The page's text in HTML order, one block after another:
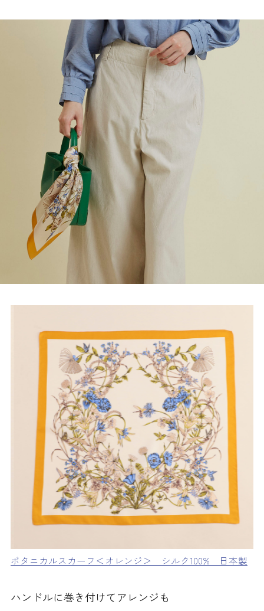
ボタニカルスカーフ＜オレンジ＞ シルク100% 日本製
ハンドルに巻き付けてアレンジも